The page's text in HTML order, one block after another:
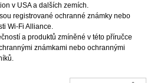
v USA a dalších zemích.
registrované ochranné známky nebo
Wi-Fi Alliance.
a produktů zmíněné v této příručce
známkami nebo ochrannými